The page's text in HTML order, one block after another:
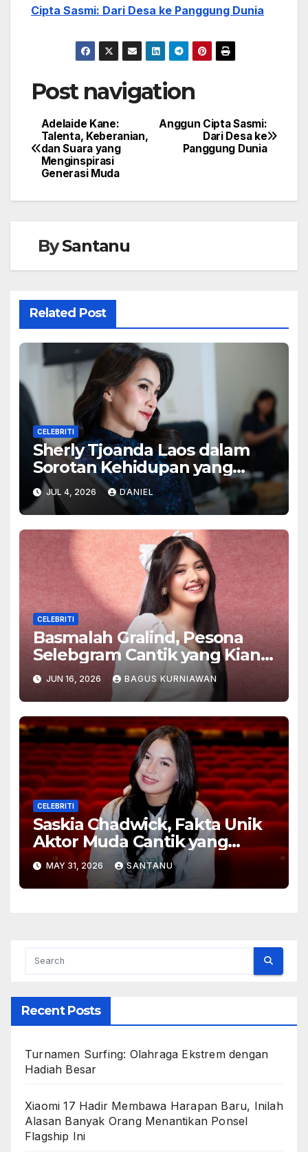
Cipta Sasmi: Dari Desa ke Panggung Dunia
Post navigation
Anggun Cipta Sasmi:
Dari Desa ke
Panggung Dunia
Adelaide Kane:
Talenta, Keberanian,
dan Suara yang
Menginspirasi
Generasi Muda
BySantanu
Related Post
CELEBRITI
Sherly Tjoanda Laos dalam
Sorotan Kehidupan yang
Menginspirasi
JUL 4, 2026 DANIEL
CELEBRITI
Basmalah Gralind, Pesona
Selebgram Cantik yang Kian
Bersinar
JUN 16, 2026 BAGUS KURNIAWAN
CELEBRITI
Saskia Chadwick, Fakta Unik
Aktor Muda Cantik yang
Bersinar
MAY 31, 2026 SANTANU
Recent Posts
Turnamen Surfing: Olahraga Ekstrem dengan
Hadiah Besar
Xiaomi 17 Hadir Membawa Harapan Baru, Inilah
Alasan Banyak Orang Menantikan Ponsel
Flagship Ini